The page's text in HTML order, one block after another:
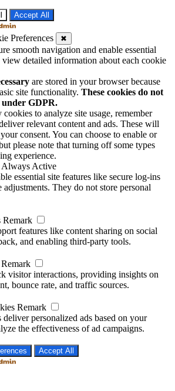
Accept All
Preferences
✖
smooth navigation and enable essential
detailed information about each cookie
are stored in your browser because
site functionality. These cookies do not
GDPR.
to analyze site usage, remember
relevant content and ads. These will
consent. You can choose to enable or
please note that turning off some types
experience.
Always Active
essential site features like secure log-ins
adjustments. They do not store personal
Remark
features like content sharing on social
and enabling third-party tools.
Remark
visitor interactions, providing insights on
bounce rate, and traffic sources.
Remark
personalized ads based on your
the effectiveness of ad campaigns.
Accept All